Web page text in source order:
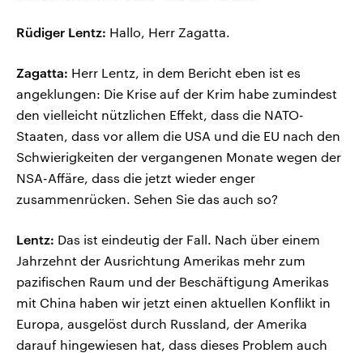
Rüdiger Lentz: Hallo, Herr Zagatta.
Zagatta: Herr Lentz, in dem Bericht eben ist es
angeklungen: Die Krise auf der Krim habe zumindest
den vielleicht nützlichen Effekt, dass die NATO-
Staaten, dass vor allem die USA und die EU nach den
Schwierigkeiten der vergangenen Monate wegen der
NSA-Affäre, dass die jetzt wieder enger
zusammenrücken. Sehen Sie das auch so?
Lentz: Das ist eindeutig der Fall. Nach über einem
Jahrzehnt der Ausrichtung Amerikas mehr zum
pazifischen Raum und der Beschäftigung Amerikas
mit China haben wir jetzt einen aktuellen Konflikt in
Europa, ausgelöst durch Russland, der Amerika
darauf hingewiesen hat, dass dieses Problem auch